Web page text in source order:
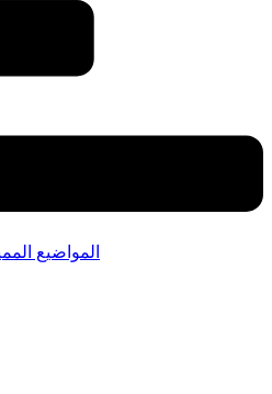
المواضيع